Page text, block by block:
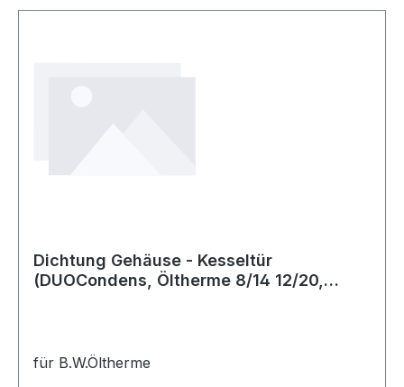
Dichtung Gehäuse - Kesseltür
(DUOCondens, Öltherme 8/14 12/20,
für B.W.Öltherme